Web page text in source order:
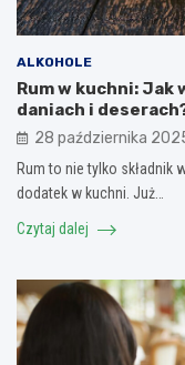
ALKOHOLE
Rum w kuchni:
daniach i
28 października
Rum to nie tylko składnik
dodatek w kuchni. Już…
Czytaj dalej